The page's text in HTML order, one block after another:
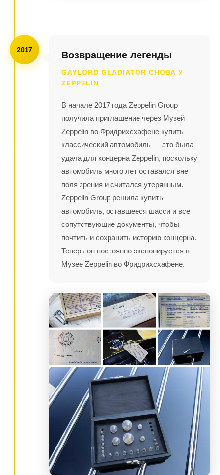
2017 Возвращение легенды
GAYLORD GLADIATOR СНОВА У
ZEPPELIN
В начале 2017 года Zeppelin Group
получила приглашение через Музей
Zeppelin во Фридрихсхафене купить
классический автомобиль — это была
удача для концерна Zeppelin, поскольку
автомобиль много лет оставался вне
поля зрения и считался утерянным.
Zeppelin Group решила купить
автомобиль, оставшееся шасси и все
сопутствующие документы, чтобы
почтить и сохранить историю концерна.
Теперь он постоянно экспонируется в
Музее Zeppelin во Фридрихсхафене.